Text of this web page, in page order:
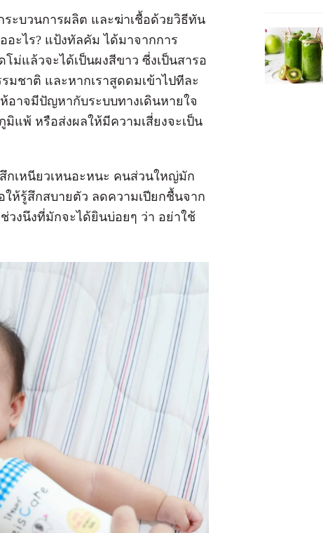
ระบวนการผลิต และฆ่าเชื้อด้วยวิธีทัน
ะไร? แป้งทัลคัม ได้มาจากการ
ม่แล้วจะได้เป็นผงสีขาว ซี่งเป็นสารอ
มชาติ และหากเราสูดดมเข้าไปทีละ
อาจมีปัญหากับระบบทางเดินหายใจ
มิแพ้ หรือส่งผลให้มีความเสี่ยงจะเป็น
กเหนียวเหนอะหนะ คนส่วนใหญ่มัก
ห้รู้สึกสบายตัว ลดความเปียกชื้นจาก
วงนึงที่มักจะได้ยินบ่อยๆ ว่า อย่าใช้